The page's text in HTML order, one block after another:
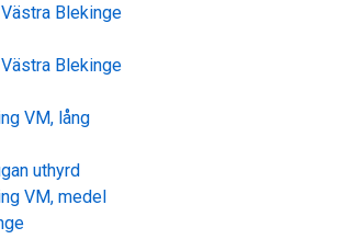
Blekinge
Blekinge
VM, lång
uthyrd
VM, medel